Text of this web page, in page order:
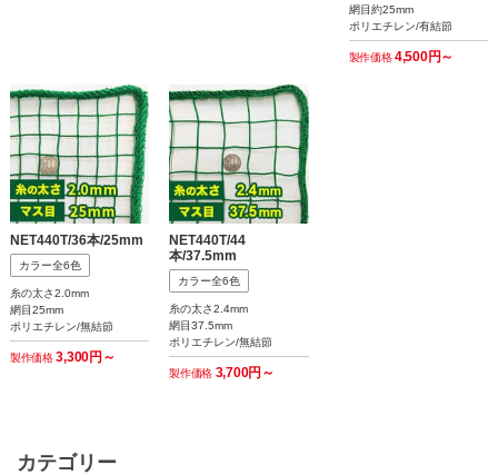
網目約25mm
ポリエチレン/有結節
製作価格4,500円～
NET440T/36本/25mm
カラー全6色
糸の太さ2.0mm
網目25mm
ポリエチレン/無結節
製作価格3,300円～
NET440T/44
本/37.5mm
カラー全6色
糸の太さ2.4mm
網目37.5mm
ポリエチレン/無結節
製作価格 3,700円～
カテゴリー